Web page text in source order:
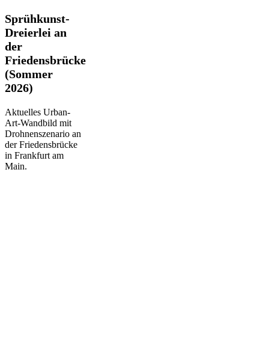
Sprühkunst-
Dreierlei
an
der
Friedensbrücke
(Sommer
2026)
Sprühkunst-
Dreierlei an
der
Friedensbrücke
(Sommer
2026)
Aktuelles Urban-
Art-Wandbild mit
Drohnenszenario an
der Friedensbrücke
in Frankfurt am
Main.